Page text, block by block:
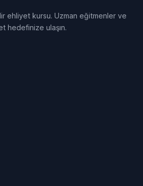
ehliyet kursu. Uzman eğitmenler ve
hedefinize ulaşın.